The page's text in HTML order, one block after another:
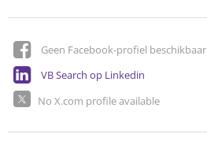
Geen Facebook-profiel beschikbaar
VB Search op Linkedin
No X.com profile available